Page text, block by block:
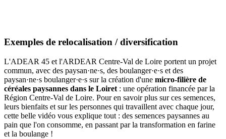
Exemples de relocalisation / diversification
L'ADEAR 45 et l'ARDEAR Centre-Val de Loire portent un projet
commun, avec des paysan·ne·s, des boulanger·e·s et des
paysan·ne·s boulanger·e·s sur la création d'une micro-filière de
céréales paysannes dans le Loiret : une opération financée par la
Région Centre-Val de Loire. Pour en savoir plus sur ces semences,
leurs bienfaits et sur les personnes qui travaillent avec chaque jour,
cette belle vidéo vous explique tout : des semences paysannes au
pain que l'on consomme, en passant par la transformation en farine
et la boulange !